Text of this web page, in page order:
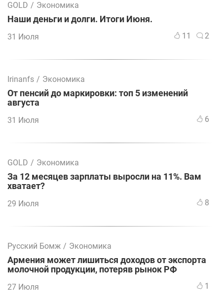
GOLD / Экономика
Наши деньги и долги. Итоги Июня.
31 Июля 11 2
Irinanfs / Экономика
От пенсий до маркировки: топ 5 изменений
августа
31 Июля 6
GOLD / Экономика
За 12 месяцев зарплаты выросли на 11%. Вам
хватает?
29 Июля 8
Русский Бомж / Экономика
Армения может лишиться доходов от экспорта
молочной продукции, потеряв рынок РФ
27 Июля 1